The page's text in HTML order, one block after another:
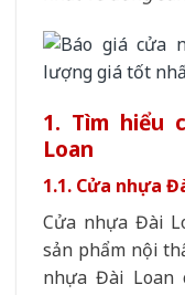
1. Tìm hiểu
Loan
1.1. Cửa nhựa
Cửa nhựa Đài
sản phẩm nội
nhựa Đài Loan